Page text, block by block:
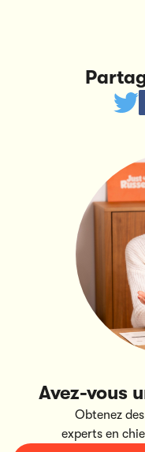
Avez-vous
Obtenez
experts en